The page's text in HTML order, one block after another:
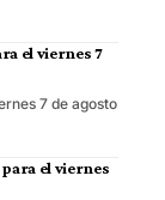
el viernes 7
7 de agosto
el viernes